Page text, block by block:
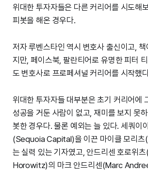
위대한 투자자들은 다른 커리어를 시도해
피봇을 해온 경우다.
저자 루벤스타인 역시 변호사 출신이고,
지만, 페이스북, 팔란티어로 유명한 피터
도 변호사로 프로페셔널 커리어를 시작했
위대한 투자자들 대부분은 초기 커리어에
성공을 거둔 사람이 없고, 재미를 보지 못
봇한 경우다. 물론 예외는 늘 있다. 세쿼이
(Sequoia Capital)을 이끈 마이클 모리
는 실력 있는 기자였고, 안드리센 호로위
Horowitz)의 마크 안드리센(Marc